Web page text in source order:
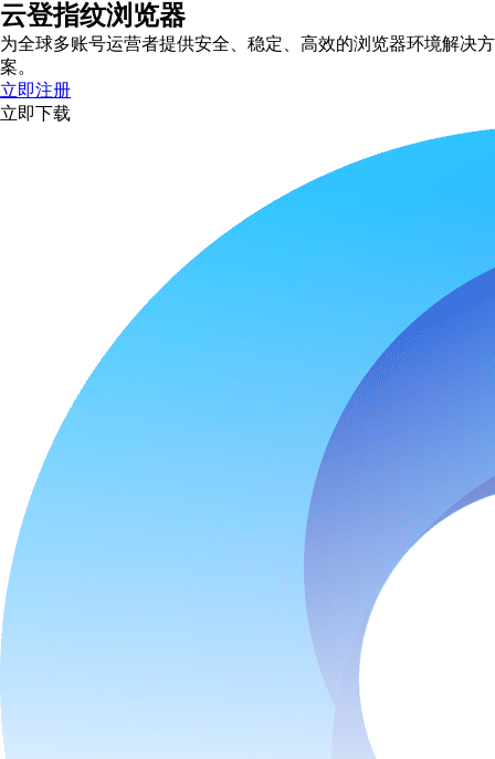
云登指纹浏览器
为全球多账号运营者提供安全、稳定、高效的浏览器环境解决方
案。
立即注册
立即下载